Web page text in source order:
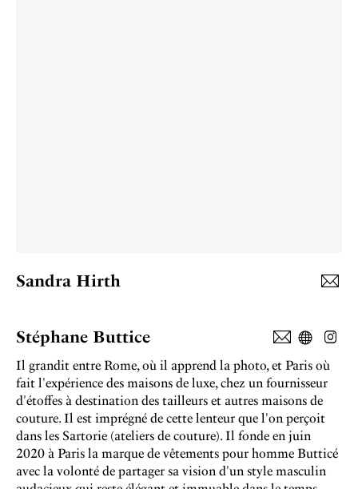
Sandra Hirth
Stéphane Buttice
Il grandit entre Rome, où il apprend la photo, et Paris où
fait l'expérience des maisons de luxe, chez un fournisseur
d'étoffes à destination des tailleurs et autres maisons de
couture. Il est imprégné de cette lenteur que l'on perçoit
dans les Sartorie (ateliers de couture). Il fonde en juin
2020 à Paris la marque de vêtements pour homme Butticé
avec la volonté de partager sa vision d'un style masculin